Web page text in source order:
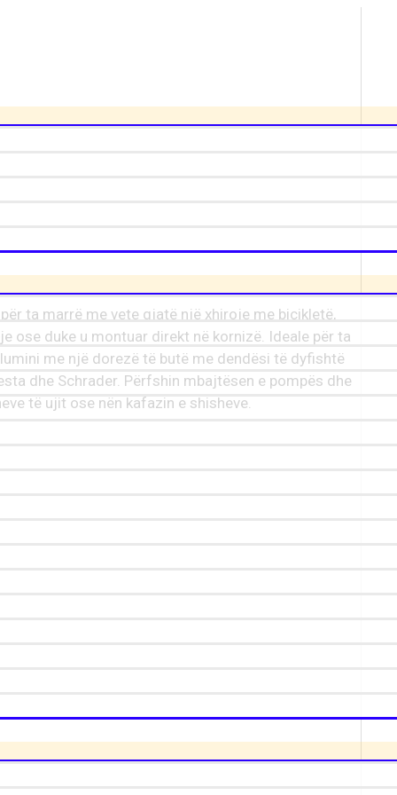
ta marrë me vete gjatë një xhiroje me biçikletë,
ose duke u montuar direkt në kornizë. Ideale për ta
me një dorezë të butë me dendësi të dyfishtë
dhe Schrader. Përfshin mbajtësen e pompës dhe
të ujit ose nën kafazin e shisheve.